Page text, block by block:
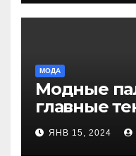
МОДА
Модные
главные
новинок
ЯНВ 15, 2024